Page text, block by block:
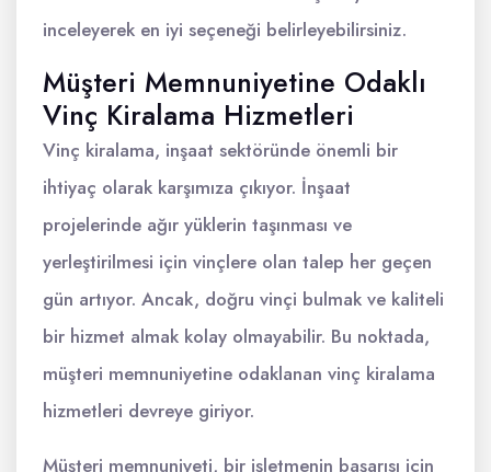
inceleyerek en iyi seçeneği belirleyebilirsiniz.
Müşteri Memnuniyetine Odaklı
Vinç Kiralama Hizmetleri
Vinç kiralama, inşaat sektöründe önemli bir
ihtiyaç olarak karşımıza çıkıyor. İnşaat
projelerinde ağır yüklerin taşınması ve
yerleştirilmesi için vinçlere olan talep her geçen
gün artıyor. Ancak, doğru vinçi bulmak ve kaliteli
bir hizmet almak kolay olmayabilir. Bu noktada,
müşteri memnuniyetine odaklanan vinç kiralama
hizmetleri devreye giriyor.
Müşteri memnuniyeti, bir işletmenin başarısı için